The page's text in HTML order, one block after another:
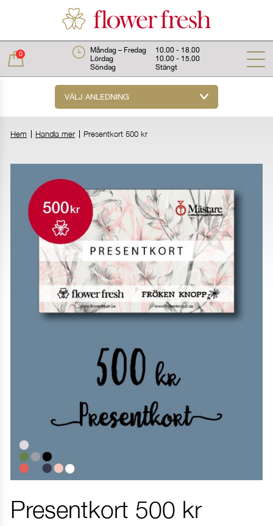
0 Måndag – Fredag
10.00 - 18.00
Lördag
10.00 - 15.00
Söndag
Stängt
VÄLJ ANLEDNING
0 kr
Hem Handla mer Presentkort 500 kr
Presentkort 500 kr